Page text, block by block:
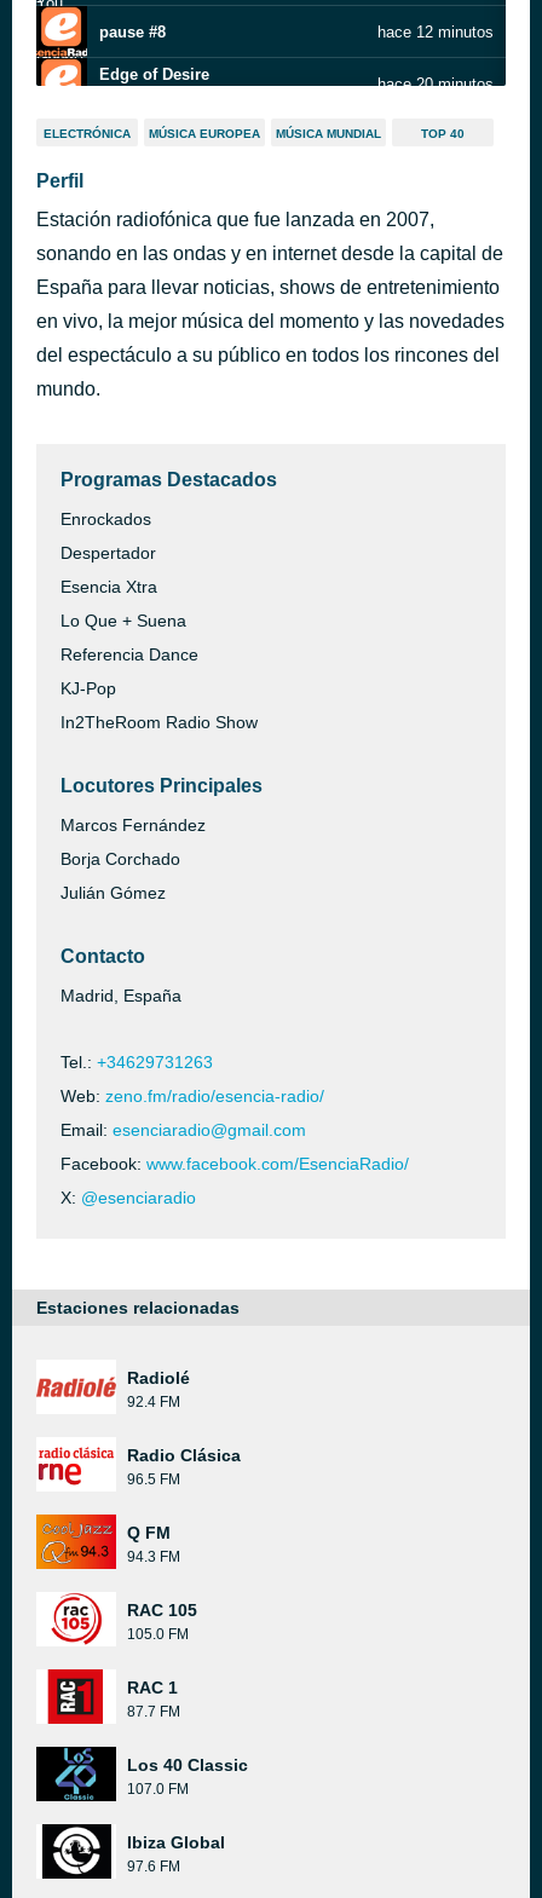
pause #8 hace 12 minutos
Edge of Desire
hace 20 minutos
Here We Go Again
hace 24 minutos
My Place
Josh Baker, Poppy Baskcomb
YAPAQUE
hace 34 minutos
ELECTRÓNICA MÚSICA EUROPEA MÚSICA MUNDIAL TOP 40
Perfil
Estación radiofónica que fue lanzada en 2007,
sonando en las ondas y en internet desde la capital de
España para llevar noticias, shows de entretenimiento
en vivo, la mejor música del momento y las novedades
del espectáculo a su público en todos los rincones del
mundo.
Programas Destacados
Enrockados
Despertador
Esencia Xtra
Lo Que + Suena
Referencia Dance
KJ-Pop
In2TheRoom Radio Show
Locutores Principales
Marcos Fernández
Borja Corchado
Julián Gómez
Contacto
Madrid, España
Tel.: +34629731263
Web: zeno.fm/radio/esencia-radio/
Email: esenciaradio@gmail.com
Facebook: www.facebook.com/EsenciaRadio/
X: @esenciaradio
Estaciones relacionadas
Radiolé
92.4 FM
Radio Clásica
96.5 FM
Q FM
94.3 FM
RAC 105
105.0 FM
RAC 1
87.7 FM
Los 40 Classic
107.0 FM
Ibiza Global
97.6 FM